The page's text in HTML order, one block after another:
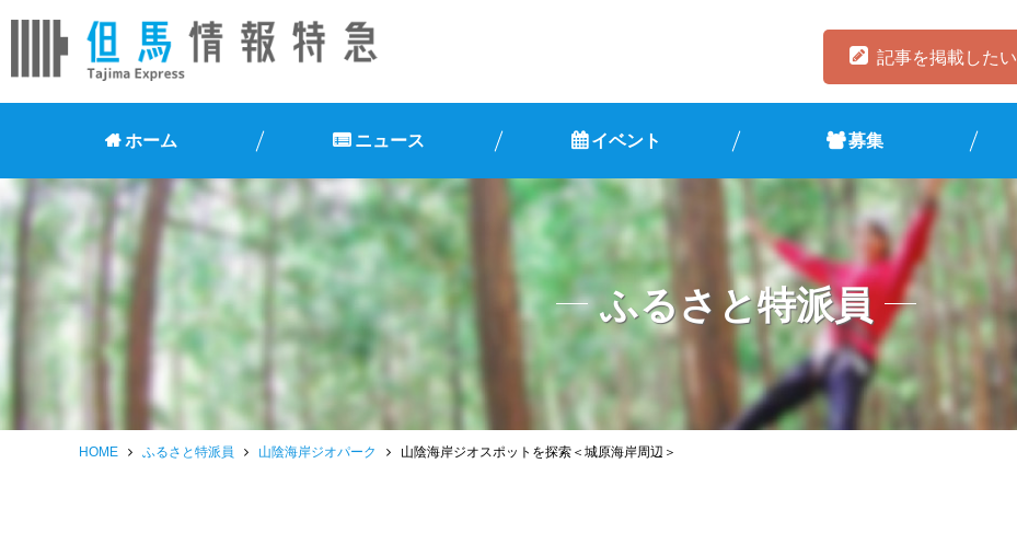
記事を掲載したい
ホーム ニュース イベント 募集
ふるさと特派員
HOME ふるさと特派員 山陰海岸ジオパーク 山陰海岸ジオスポットを探索＜城原海岸周辺＞